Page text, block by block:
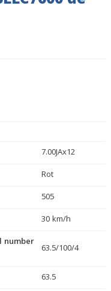
7.00JAx12
Rot
505
30 km/h
number 63.5/100/4
63.5